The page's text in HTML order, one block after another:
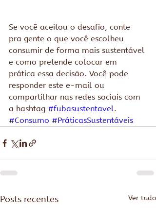
Se você aceitou o desafio, conte
pra gente o que você escolheu
consumir de forma mais sustentável
e como pretende colocar em
prática essa decisão. Você pode
responder este e-mail ou
compartilhar nas redes sociais com
a hashtag #fubasustentavel.
#Consumo #PráticasSustentáveis
Posts recentes Ver tudo